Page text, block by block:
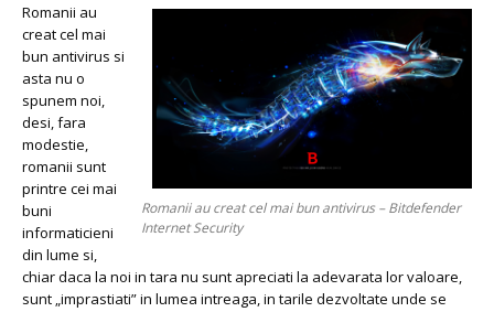
Romanii au creat cel mai bun antivirus – Bitdefender
Internet Security
Romanii au
creat cel mai
bun antivirus si
asta nu o
spunem noi,
desi, fara
modestie,
romanii sunt
printre cei mai
buni
informaticieni
din lume si,
chiar daca la noi in tara nu sunt apreciati la adevarata lor valoare,
sunt „imprastiati” in lumea intreaga, in tarile dezvoltate unde se